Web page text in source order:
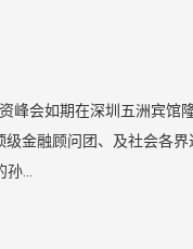
峰会如期在深圳五洲宾馆
金融顾问团、及社会各
...